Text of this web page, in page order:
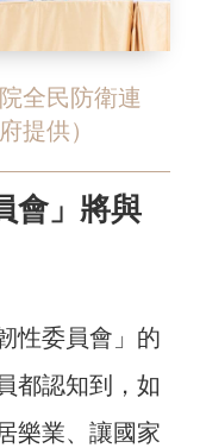
全民防衛連
提供）
會」將與
性委員會」的
都認知到，如
樂業、讓國家